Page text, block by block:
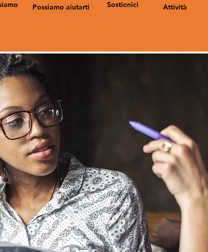
Possiamo aiutarti Sostienici Attività